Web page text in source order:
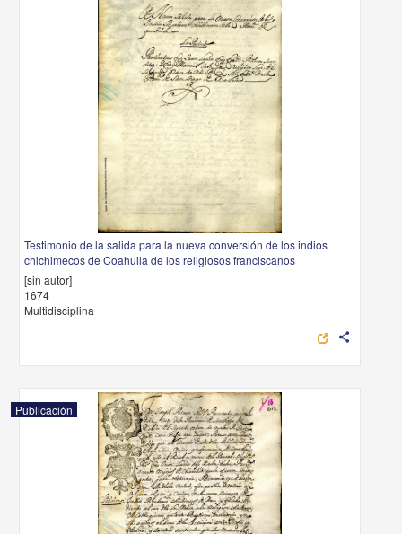
Testimonio de la salida para la nueva conversión de los indios
chichimecos de Coahuila de los religiosos franciscanos
[sin autor]
1674
Multidisciplina
share
Publicación